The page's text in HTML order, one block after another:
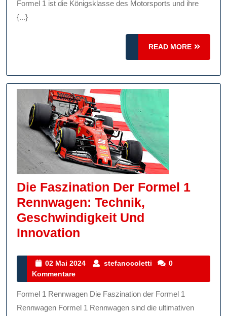
Formel 1 ist die Königsklasse des Motorsports und ihre
{...}
READ MORE
READ
MORE
Die Faszination Der Formel 1
Rennwagen: Technik,
Geschwindigkeit Und
Innovation
Der
1
Rennwagen:
02 Mai 2024
02
2024
stefanocoletti stefanocoletti
0
Kommentare
Formel 1 Rennwagen Die Faszination der Formel 1
Rennwagen Formel 1 Rennwagen sind die ultimativen